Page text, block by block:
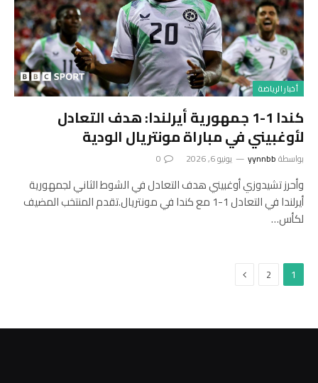
أخبار الرياضة
كندا 1-1 جمهورية أيرلندا: هدف التعادل
لأوغبيني في مباراة مونتريال الودية
بواسطةyynnbb يونيو 6, 2026 0
وأحرز تشيدوزي أوغبيني هدف التعادل في الشوط الثاني لجمهورية
أيرلندا في التعادل 1-1 مع كندا في مونتريال.تقدم المنتخب المضيف
لكأس…
1
2 التالي